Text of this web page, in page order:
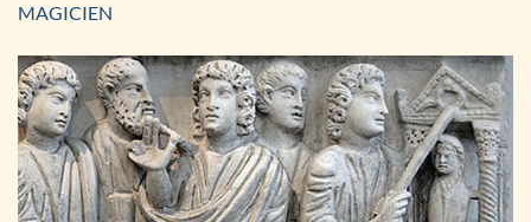
MAGICIEN